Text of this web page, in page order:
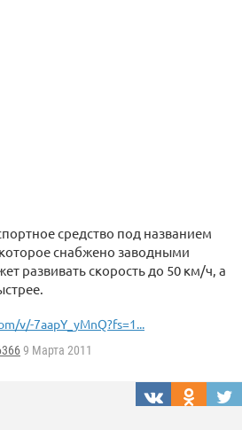
средство под названием
снабжено заводными
развивать скорость до 50 км/ч, а
v/-7aapY_yMnQ?fs=1...
9 Марта 2011